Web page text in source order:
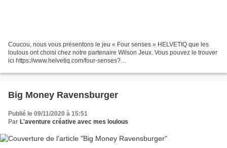
Coucou, nous vous présentons le jeu « Four senses » HELVETIQ que les
loulous ont choisi chez notre partenaire Wilson Jeux. Vous pouvez le trouver
ici https://www.helvetiq.com/four-senses?
Big Money Ravensburger
Publié le 09/11/2020 à 15:51
Par L'aventure créative avec mes loulous